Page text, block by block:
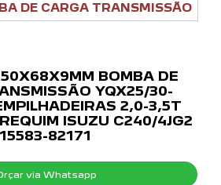
DE CARGA TRANSMISSÃO
BOMBA DE
YQX25/30-
2,0-3,5T
ISUZU C240/4JG2
15583-82171
via Whatsapp